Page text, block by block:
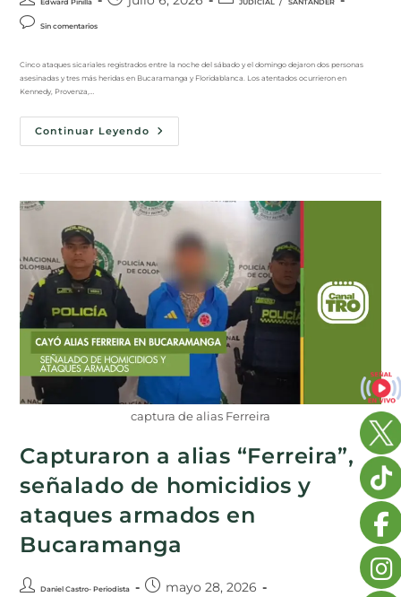
Edward Pinilla JUDICIAL SANTANDER
Sin comentarios
Cinco ataques sicariales registrados entre la noche del sábado y el domingo dejaron dos personas
asesinadas y tres más heridas en Bucaramanga y Floridablanca. Los atentados ocurrieron en
Kennedy, Provenza,…
Continuar Leyendo
captura de alias Ferreira
Capturaron a alias “Ferreira”,
señalado de homicidios y
ataques armados en
Bucaramanga
Daniel Castro- Periodista mayo 28, 2026